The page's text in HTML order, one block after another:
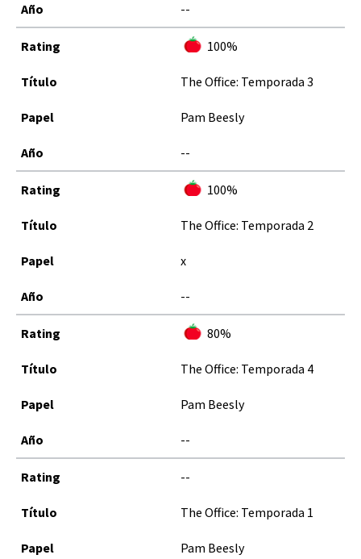
--
100%
The Office: Temporada 3
Pam Beesly
--
100%
The Office: Temporada 2
x
--
80%
The Office: Temporada 4
Pam Beesly
--
--
The Office: Temporada 1
Pam Beesly